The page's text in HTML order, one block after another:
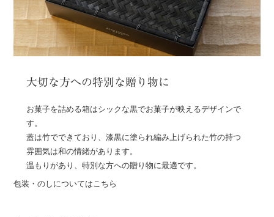
大切な方への特別な贈り物に
お菓子を詰める箱はシックな黒でお菓子が映えるデザインで
す。
蓋は竹でできており、漆黒に塗られ編み上げられた竹の持つ
雰囲気は和の情緒があります。
温もりがあり、特別な方への贈り物に最適です。
包装・のしについてはこちら